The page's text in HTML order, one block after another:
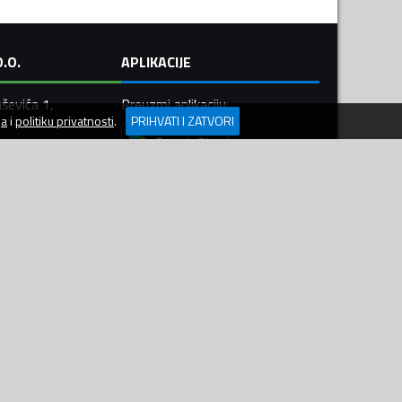
1,
APLIKACIJE
Preuzmi aplikaciju:
ipolitiku privatnosti. PRIHVATI I ZATVORI